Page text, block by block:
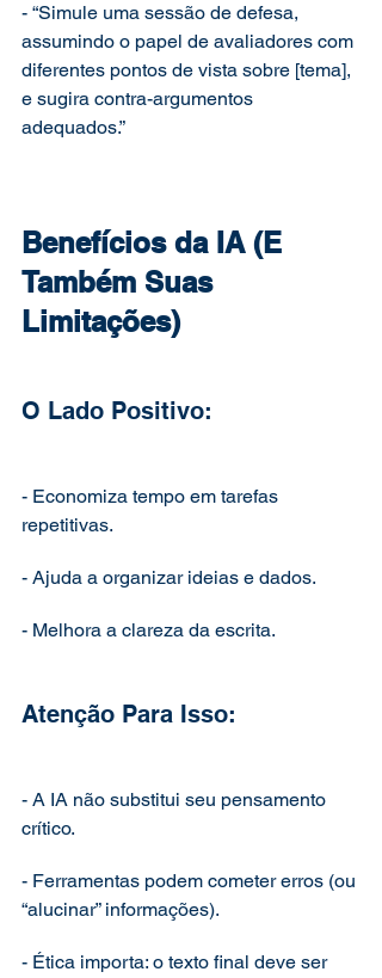
- “Simule uma sessão de defesa,
assumindo o papel de avaliadores com
diferentes pontos de vista sobre [tema],
e sugira contra-argumentos
adequados.”
Benefícios da IA (E
Também Suas
Limitações)
O Lado Positivo:
- Economiza tempo em tarefas
repetitivas.
- Ajuda a organizar ideias e dados.
- Melhora a clareza da escrita.
Atenção Para Isso:
- A IA não substitui seu pensamento
crítico.
- Ferramentas podem cometer erros (ou
“alucinar” informações).
- Ética importa: o texto final deve ser